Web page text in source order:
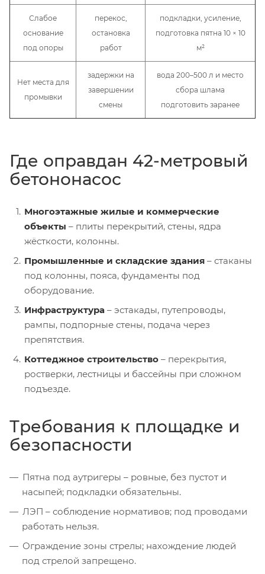
Слабое
основание
под опоры
перекос,
остановка
работ
подкладки, усиление,
подготовка пятна 10 × 10
м²
Нет места для
промывки
задержки на
завершении
смены
вода 200–500 л и место
сбора шлама
подготовить заранее
Где оправдан 42-метровый
бетононасос
Многоэтажные жилые и коммерческие
объекты – плиты перекрытий, стены, ядра
жёсткости, колонны.
Промышленные и складские здания – стаканы
под колонны, пояса, фундаменты под
оборудование.
Инфраструктура – эстакады, путепроводы,
рампы, подпорные стены, подача через
препятствия.
Коттеджное строительство – перекрытия,
ростверки, лестницы и бассейны при сложном
подъезде.
Требования к площадке и
безопасности
Пятна под аутригеры – ровные, без пустот и
насыпей; подкладки обязательны.
ЛЭП – соблюдение нормативов; под проводами
работать нельзя.
Ограждение зоны стрелы; нахождение людей
под стрелой запрещено.